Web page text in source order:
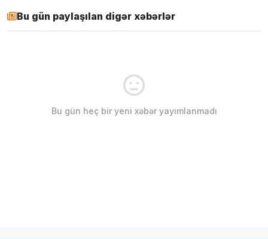
Bu gün paylaşılan digər xəbərlər
Bu gün heç bir yeni xəbər yayımlanmadı